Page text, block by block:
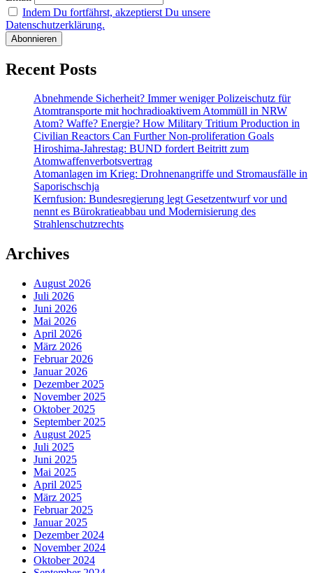
Indem Du fortfährst, akzeptierst Du unsere
Datenschutzerklärung.
Recent Posts
Abnehmende Sicherheit? Immer weniger Polizeischutz für
Atomtransporte mit hochradioaktivem Atommüll in NRW
Atom? Waffe? Energie? How Military Tritium Production in
Civilian Reactors Can Further Non-proliferation Goals
Hiroshima-Jahrestag: BUND fordert Beitritt zum
Atomwaffenverbotsvertrag
Atomanlagen im Krieg: Drohnenangriffe und Stromausfälle in
Saporischschja
Kernfusion: Bundesregierung legt Gesetzentwurf vor und
nennt es Bürokratieabbau und Modernisierung des
Strahlenschutzrechts
Archives
August 2026
Juli 2026
Juni 2026
Mai 2026
April 2026
März 2026
Februar 2026
Januar 2026
Dezember 2025
November 2025
Oktober 2025
September 2025
August 2025
Juli 2025
Juni 2025
Mai 2025
April 2025
März 2025
Februar 2025
Januar 2025
Dezember 2024
November 2024
Oktober 2024